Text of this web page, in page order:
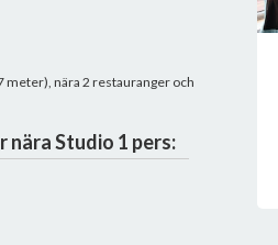
meter), nära 2 restauranger och
nära Studio 1 pers: